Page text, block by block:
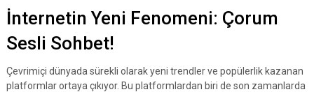
İnternetin Yeni Fenomeni: Çorum
Sesli Sohbet!
Çevrimiçi dünyada sürekli olarak yeni trendler ve popülerlik kazanan
platformlar ortaya çıkıyor. Bu platformlardan biri de son zamanlarda